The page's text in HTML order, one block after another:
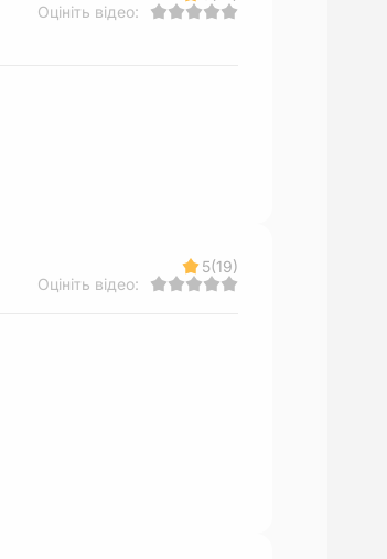
Оцініть відео:
5(19)
Оцініть відео: